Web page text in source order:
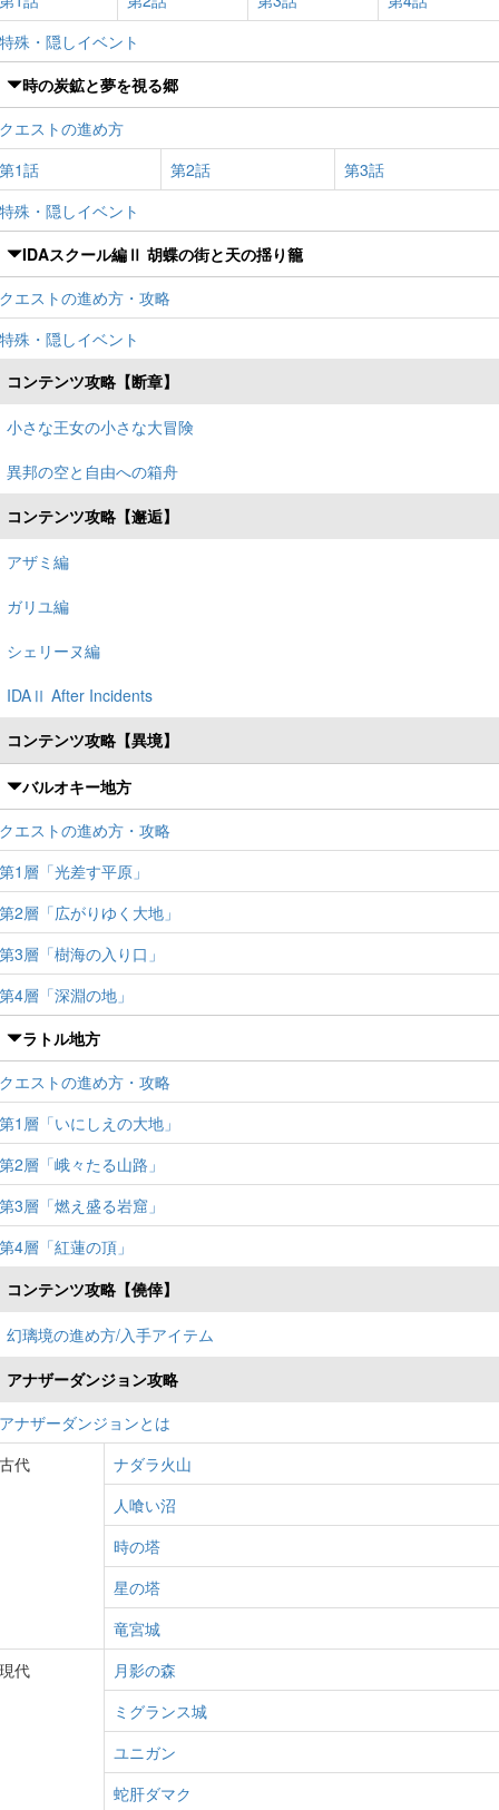
特殊・隠しイベント
時の炭鉱と夢を視る郷
クエストの進め方
第1話
第2話
第3話
特殊・隠しイベント
IDAスクール編Ⅱ 胡蝶の街と天の揺り籠
クエストの進め方・攻略
特殊・隠しイベント
コンテンツ攻略【断章】
小さな王女の小さな大冒険
異邦の空と自由への箱舟
コンテンツ攻略【邂逅】
アザミ編
ガリユ編
シェリーヌ編
IDAⅡ After Incidents
コンテンツ攻略【異境】
バルオキー地方
クエストの進め方・攻略
第1層「光差す平原」
第2層「広がりゆく大地」
第3層「樹海の入り口」
第4層「深淵の地」
ラトル地方
クエストの進め方・攻略
第1層「いにしえの大地」
第2層「峨々たる山路」
第3層「燃え盛る岩窟」
第4層「紅蓮の頂」
コンテンツ攻略【僥倖】
幻璃境の進め方/入手アイテム
アナザーダンジョン攻略
アナザーダンジョンとは
古代
ナダラ火山
人喰い沼
時の塔
星の塔
竜宮城
現代
月影の森
ミグランス城
ユニガン
蛇肝ダマク